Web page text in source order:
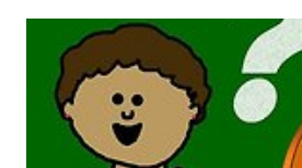
·사회복무요원 취업 FAQ 병적증명서, 군기교
식을 바탕으로 작성한 내용입니다. 상황에 따라
모든 면접관... blog.naver.com